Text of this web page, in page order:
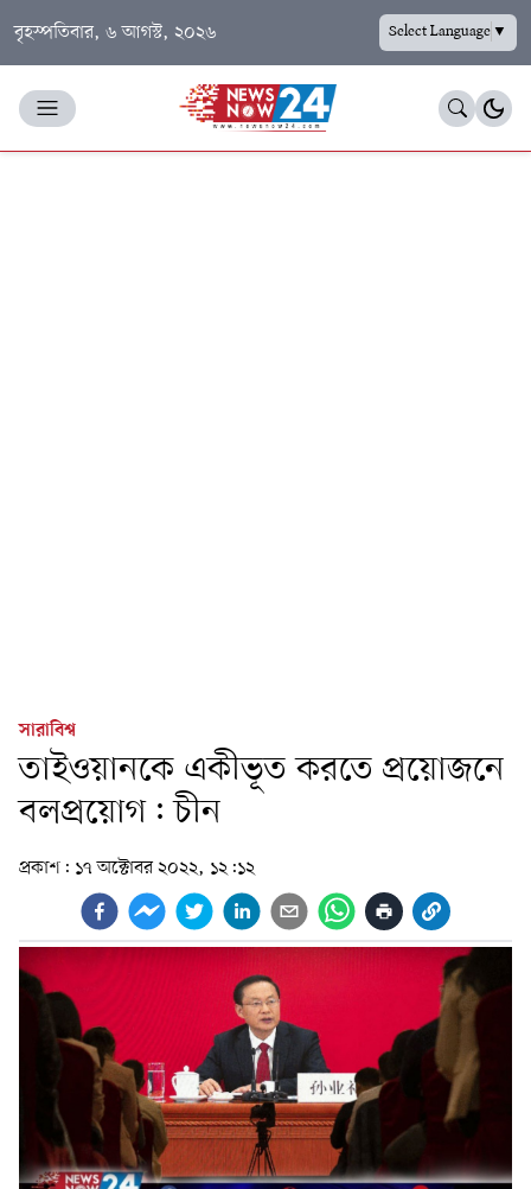
বৃহস্পতিবার, ৬ আগস্ট, ২০২৬ Select Language▼
সারাবিশ্ব
তাইওয়ানকে একীভূত করতে প্রয়োজনে
বলপ্রয়োগ: চীন
প্রকাশ: ১৭ অক্টোবর ২০২২, ১২:১২